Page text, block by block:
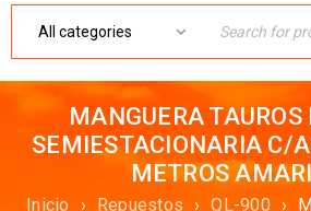
MANGUERA
SEMIESTACIONARIA C/
METROS
Inicio › Repuestos › QL-900 ›